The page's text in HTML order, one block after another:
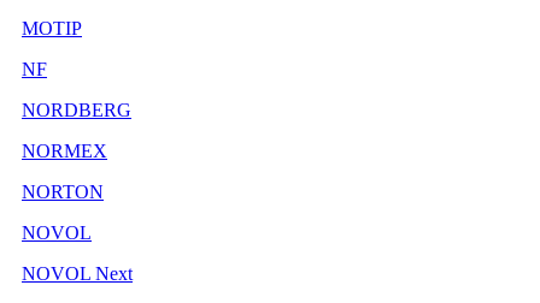
MOTIP
NF
NORDBERG
NORMEX
NORTON
NOVOL
NOVOL Next